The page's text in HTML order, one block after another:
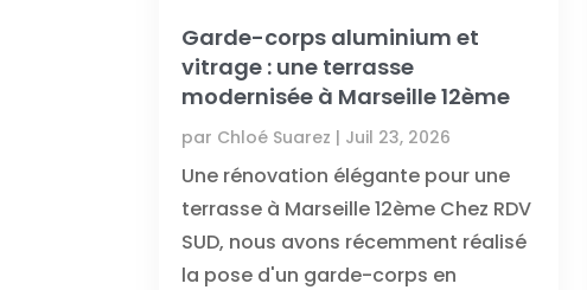
Garde-corps aluminium et
vitrage : une terrasse
modernisée à Marseille 12ème
par Chloé Suarez | Juil 23, 2026
Une rénovation élégante pour une
terrasse à Marseille 12ème Chez RDV
SUD, nous avons récemment réalisé
la pose d'un garde-corps en